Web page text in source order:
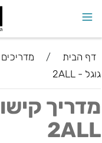
דף הבית /
גוגל - 2ALL
מדריך
2ALL